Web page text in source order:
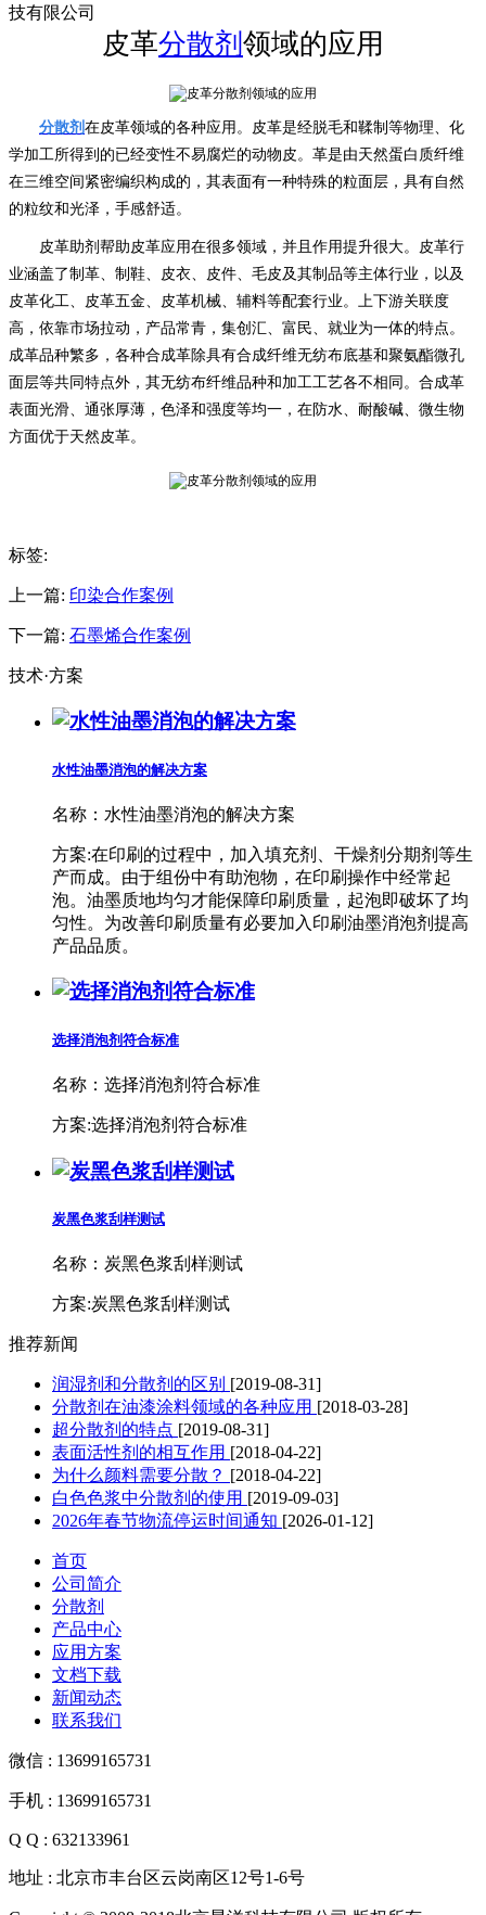
技有限公司
皮革分散剂 领域的应用
分散剂 在皮革领域的各种应用。皮革是经脱毛和鞣制等物理、化
学加工所得到的已经变性不易腐烂的动物皮。革是由天然蛋白质纤维
在三维空间紧密编织构成的，其表面有一种特殊的粒面层，具有自然
的粒纹和光泽，手感舒适。
皮革助剂帮助皮革应用在很多领域，并且作用提升很大。皮革行
业涵盖了制革、制鞋、皮衣、皮件、毛皮及其制品等主体行业，以及
皮革化工、皮革五金、皮革机械、辅料等配套行业。上下游关联度
高，依靠市场拉动，产品常青，集创汇、富民、就业为一体的特点。
成革品种繁多，各种合成革除具有合成纤维无纺布底基和聚氨酯微孔
面层等共同特点外，其无纺布纤维品种和加工工艺各不相同。合成革
表面光滑、通张厚薄，色泽和强度等均一，在防水、耐酸碱、微生物
方面优于天然皮革。
标签:
上一篇: 印染合作案例
下一篇: 石墨烯合作案例
技术·方案
水性油墨消泡的解决方案
名称： 水性油墨消泡的解决方案
方案:在印刷的过程中，加入填充剂、干燥剂分期剂等生
产而成。由于组份中有助泡物，在印刷操作中经常起
泡。油墨质地均匀才能保障印刷质量，起泡即破坏了均
匀性。为改善印刷质量有必要加入印刷油墨消泡剂提高
产品品质。
选择消泡剂符合标准
名称： 选择消泡剂符合标准
方案:选择消泡剂符合标准
炭黑色浆刮样测试
名称： 炭黑色浆刮样测试
方案:炭黑色浆刮样测试
推荐新闻
润湿剂和分散剂的区别 [2019-08-31]
分散剂在油漆涂料领域的各种应用 [2018-03-28]
超分散剂的特点 [2019-08-31]
表面活性剂的相互作用 [2018-04-22]
为什么颜料需要分散？ [2018-04-22]
白色色浆中分散剂的使用 [2019-09-03]
2026年春节物流停运时间通知 [2026-01-12]
首页
公司简介
分散剂
产品中心
应用方案
文档下载
新闻动态
联系我们
微信 : 13699165731
手机 : 13699165731
Q Q : 632133961
地址 : 北京市丰台区云岗南区12号1-6号